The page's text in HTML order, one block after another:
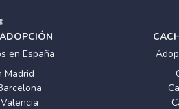
en España
Madrid